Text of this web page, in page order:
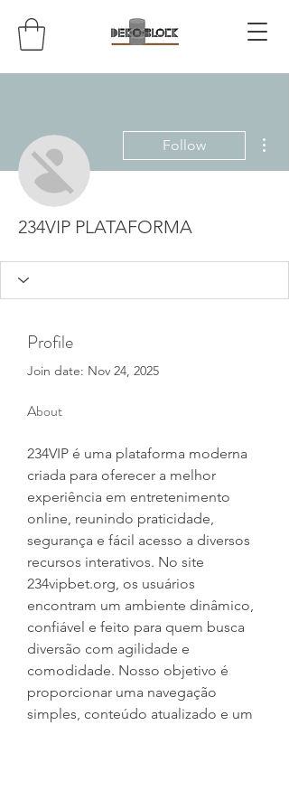
Follow
234VIP PLATAFORMA
Profile
Join date: Nov 24, 2025
About
234VIP é uma plataforma moderna
criada para oferecer a melhor
experiência em entretenimento
online, reunindo praticidade,
segurança e fácil acesso a diversos
recursos interativos. No site
234vipbet.org, os usuários
encontram um ambiente dinâmico,
confiável e feito para quem busca
diversão com agilidade e
comodidade. Nosso objetivo é
proporcionar uma navegação
simples, conteúdo atualizado e um